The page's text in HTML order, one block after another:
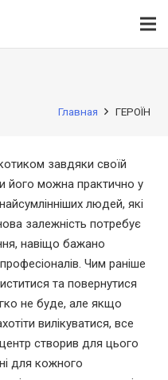
Главная ГЕРОЇН
завдяки своїй
його можна практично у
людей, які
залежність потребує
навіщо бажано
Чим раніше
та повернутися
не буде, але якщо
вилікуватися, все
створив для цього
для кожного